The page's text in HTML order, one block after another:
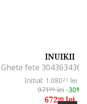
INUIKII
Initial: 1.08021 lei
97199lei -30%
67299lei